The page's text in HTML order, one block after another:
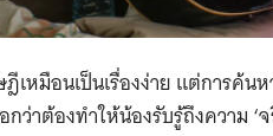
เหมือนเป็นเรื่องง่าย แต่การค้
ว่าต้องทำให้น้องรับรู้ถึงความ ‘